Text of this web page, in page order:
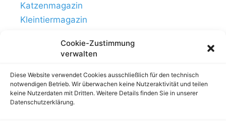
Cookie-Zustimmung
verwalten
Diese Website verwendet Cookies ausschließlich für den technisch
notwendigen Betrieb. Wir überwachen keine Nutzeraktivität und teilen
keine Nutzerdaten mit Dritten. Weitere Details finden Sie in unserer
Datenschutzerklärung.
Katzenmagazin
Kleintiermagazin